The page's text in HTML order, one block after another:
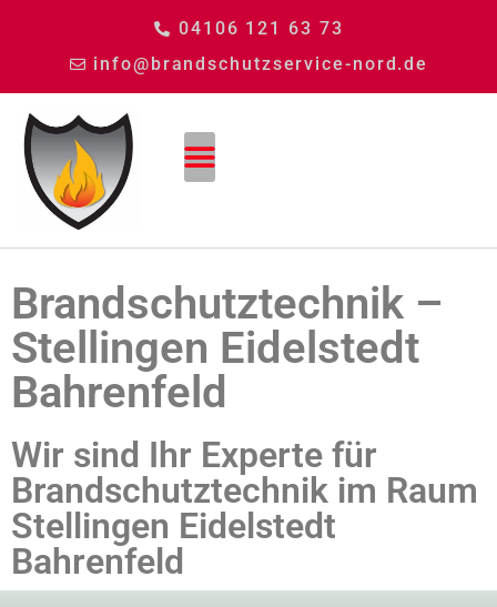
04106 121 63 73
info@brandschutzservice-nord.de
Brandschutztechnik –
Stellingen Eidelstedt
Bahrenfeld
Wir sind Ihr Experte für
Brandschutztechnik im Raum
Stellingen Eidelstedt
Bahrenfeld